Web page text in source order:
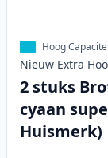
Hoog
Nieuw Extra
2 stuks
cyaan
Huismerk)